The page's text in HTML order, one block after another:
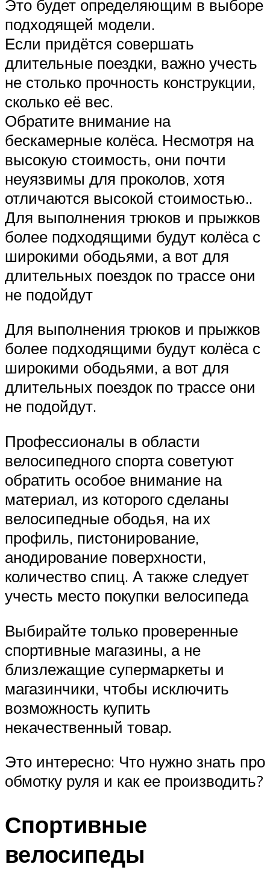
Это будет определяющим в выборе
подходящей модели.
Если придётся совершать
длительные поездки, важно учесть
не столько прочность конструкции,
сколько её вес.
Обратите внимание на
бескамерные колёса. Несмотря на
высокую стоимость, они почти
неуязвимы для проколов, хотя
отличаются высокой стоимостью..
Для выполнения трюков и прыжков
более подходящими будут колёса с
широкими ободьями, а вот для
длительных поездок по трассе они
не подойдут
Для выполнения трюков и прыжков
более подходящими будут колёса с
широкими ободьями, а вот для
длительных поездок по трассе они
не подойдут.
Профессионалы в области
велосипедного спорта советуют
обратить особое внимание на
материал, из которого сделаны
велосипедные ободья, на их
профиль, пистонирование,
анодирование поверхности,
количество спиц. А также следует
учесть место покупки велосипеда
Выбирайте только проверенные
спортивные магазины, а не
близлежащие супермаркеты и
магазинчики, чтобы исключить
возможность купить
некачественный товар.
Это интересно: Что нужно знать про
обмотку руля и как ее производить?
Спортивные
велосипеды